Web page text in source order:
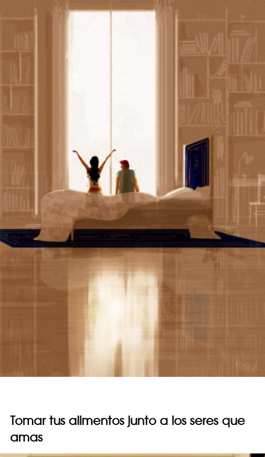
Tomar tus alimentos junto a los seres que
amas